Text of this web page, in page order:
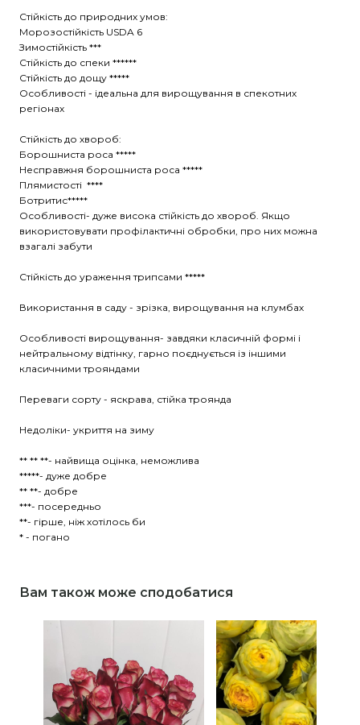
Стійкість до природних умов:
Морозостійкість USDA 6
Зимостійкість ***
Стійкість до спеки ******
Стійкість до дощу *****
Особливості - ідеальна для вирощування в спекотних
регіонах
Стійкість до хвороб:
Борошниста роса *****
Несправжня борошниста роса *****
Плямистості ****
Ботритис*****
Особливості- дуже висока стійкість до хвороб. Якщо
використовувати профілактичні обробки, про них можна
взагалі забути
Стійкість до ураження трипсами *****
Використання в саду - зрізка, вирощування на клумбах
Особливості вирощування- завдяки класичній формі і
нейтральному відтінку, гарно поєднується із іншими
класичними трояндами
Переваги сорту - яскрава, стійка троянда
Недоліки- укриття на зиму
** ** **- найвища оцінка, неможлива
*****- дуже добре
** **- добре
***- посередньо
**- гірше, ніж хотілось би
* - погано
Вам також може сподобатися